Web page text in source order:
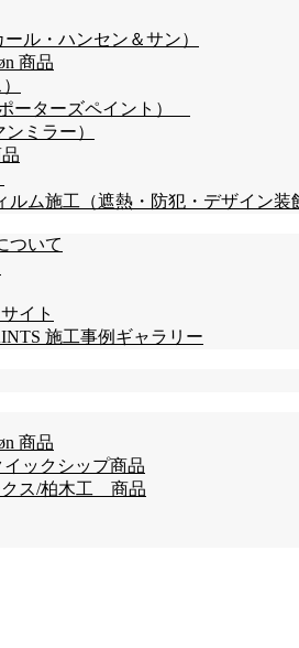
ール・ハンセン＆サン）
商品
ポーターズペイント）
ミラー）
ム施工（遮熱・防犯・デザイン装
ついて
イト
施工事例ギャラリー
商品
ックシップ商品
クス/柏木工 商品